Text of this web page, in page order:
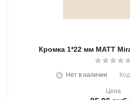
Кромка 1*22 мм MATT
Нет в наличии
Цена